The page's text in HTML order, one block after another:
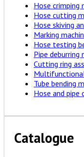
Hose crimping
Hose cutting
Hose skiving
Marking
Hose testing
Pipe deburring
Cutting ring
Tube bending
Hose and pipe
Catalogue